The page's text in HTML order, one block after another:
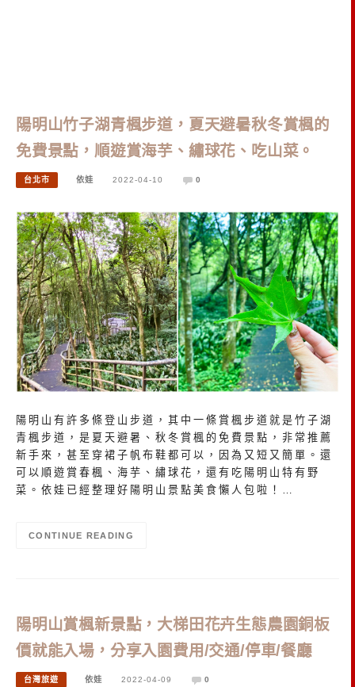
陽明山竹子湖青楓步道，夏天避暑秋冬賞楓的
免費景點，順遊賞海芋、繡球花、吃山菜。
台北市 依娃 2022-04-10 0
陽明山有許多條登山步道，其中一條賞楓步道就是竹子湖
青楓步道，是夏天避暑、秋冬賞楓的免費景點，非常推薦
新手來，甚至穿裙子帆布鞋都可以，因為又短又簡單。還
可以順遊賞春楓、海芋、繡球花，還有吃陽明山特有野
菜。依娃已經整理好陽明山景點美食懶人包啦！…
CONTINUE READING
陽明山賞楓新景點，大梯田花卉生態農園銅板
價就能入場，分享入園費用/交通/停車/餐廳
台灣旅遊 依娃 2022-04-09 0